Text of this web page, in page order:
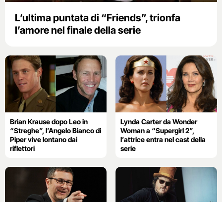
L’ultima puntata di “Friends”, trionfa
l’amore nel finale della serie
Brian Krause dopo Leo in
“Streghe”, l’Angelo Bianco di
Piper vive lontano dai
riflettori
Lynda Carter da Wonder
Woman a “Supergirl 2”,
l’attrice entra nel cast della
serie